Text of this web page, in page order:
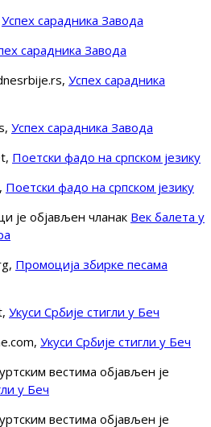
Успех сарадника Завода
сарадника Завода
Успех сарадника
Успех сарадника Завода
Поетски фадо на српском језику
Поетски фадо на српском језику
је објављен чланак Век балета у
Промоција збирке песама
Укуси Србије стигли у Беч
Укуси Србије стигли у Беч
вестима објављен је
у Беч
вестима објављен је